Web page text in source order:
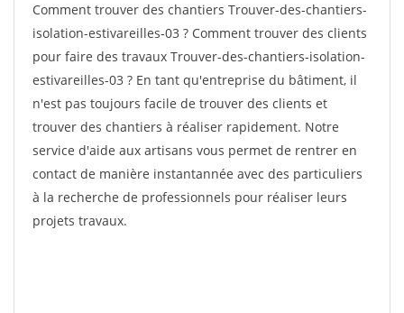
Comment trouver des chantiers Trouver-des-chantiers-
isolation-estivareilles-03 ? Comment trouver des clients
pour faire des travaux Trouver-des-chantiers-isolation-
estivareilles-03 ? En tant qu'entreprise du bâtiment, il
n'est pas toujours facile de trouver des clients et
trouver des chantiers à réaliser rapidement. Notre
service d'aide aux artisans vous permet de rentrer en
contact de manière instantannée avec des particuliers
à la recherche de professionnels pour réaliser leurs
projets travaux.